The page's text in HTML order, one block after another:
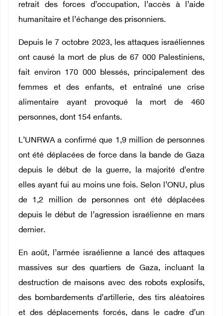
retrait des forces d’occupation, l’accès à l’aide
humanitaire et l’échange des prisonniers.
Depuis le 7 octobre 2023, les attaques israéliennes
ont causé la mort de plus de 67 000 Palestiniens,
fait environ 170 000 blessés, principalement des
femmes et des enfants, et entraîné une crise
alimentaire ayant provoqué la mort de 460
personnes, dont 154 enfants.
L’UNRWA a confirmé que 1,9 million de personnes
ont été déplacées de force dans la bande de Gaza
depuis le début de la guerre, la majorité d’entre
elles ayant fui au moins une fois. Selon l’ONU, plus
de 1,2 million de personnes ont été déplacées
depuis le début de l’agression israélienne en mars
dernier.
En août, l’armée israélienne a lancé des attaques
massives sur des quartiers de Gaza, incluant la
destruction de maisons avec des robots explosifs,
des bombardements d’artillerie, des tirs aléatoires
et des déplacements forcés, dans le cadre d’un